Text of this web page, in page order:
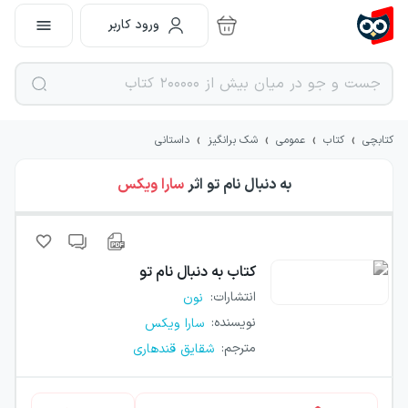
ورود کاربر
کتابچی › کتاب › عمومی › شک برانگیز › داستانی
به دنبال نام تو اثرسارا ویکس
کتاب به دنبال نام تو
انتشارات: نون
نویسنده: سارا ویکس
مترجم: شقایق قندهاری